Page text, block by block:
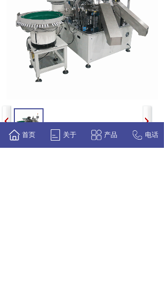
首页 关于 产品 电话